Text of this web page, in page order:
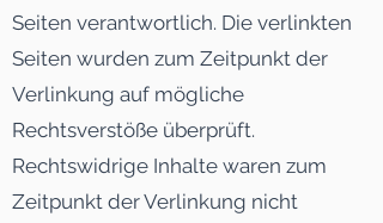
Seiten verantwortlich. Die verlinkten
Seiten wurden zum Zeitpunkt der
Verlinkung auf mögliche
Rechtsverstöße überprüft.
Rechtswidrige Inhalte waren zum
Zeitpunkt der Verlinkung nicht